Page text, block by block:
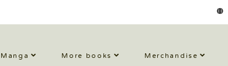
Manga More books Merchandise